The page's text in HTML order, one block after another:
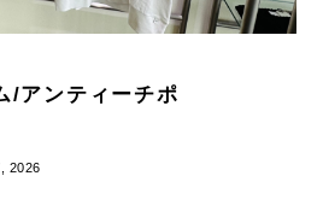
/アンティーチポ
2026